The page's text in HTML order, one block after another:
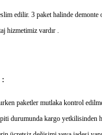
edilir. 3 paket halinde demonte
hizmetimiz vardır .
:
paketler mutlaka kontrol
durumunda kargo yetkilisinden